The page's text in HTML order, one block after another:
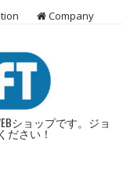
Company
ショップです。ジョ
ださい！